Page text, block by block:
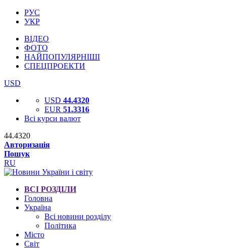
РУС
УКР
ВІДЕО
ФОТО
НАЙПОПУЛЯРНІШІ
СПЕЦПРОЕКТИ
USD
USD 44.4320
EUR 51.3316
Всі курси валют
44.4320
Авторизація
Пошук
RU
ВСІ РОЗДІЛИ
Головна
Україна
Всі новини розділу
Політика
Місто
Світ